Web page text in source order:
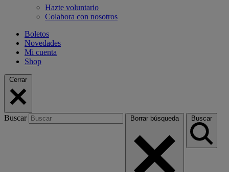
Hazte voluntario
Colabora con nosotros
Boletos
Novedades
Mi cuenta
Shop
Cerrar
Buscar Borrar búsqueda Buscar